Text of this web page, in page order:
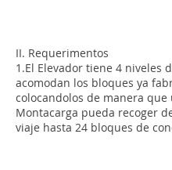
II. Requerimentos
1.El Elevador tiene 4 niveles
acomodan los bloques ya
colocandolos de manera que
Montacarga pueda recoger
viaje hasta 24 bloques de